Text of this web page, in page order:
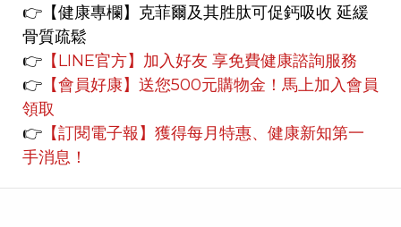
👉【健康專欄】 克菲爾及其胜肽可促鈣吸收 延緩
骨質疏鬆
👉 【LINE官方】 加入好友 享免費健康諮詢服務
👉 【會員好康】 送您500元購物金！馬上加入會員
領取
👉 【訂閱電子報】獲得每月特惠、健康新知第一
手消息！